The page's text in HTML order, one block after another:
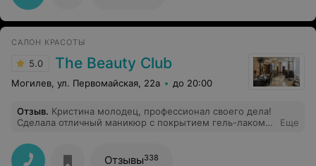
САЛОН КРАСОТЫ
5.0 The Beauty Club
Могилев, ул. Первомайская, 22а до 20:00
Отзыв. Кристина молодец, профессионал своего дела!
Сделала отличный маникюр с покрытием гель-лаком
Еще
Отзывы338